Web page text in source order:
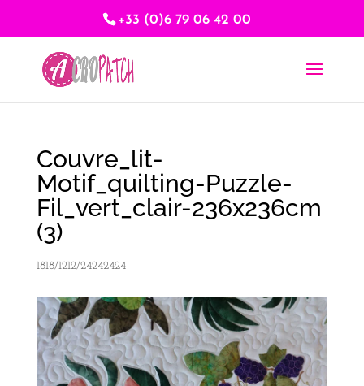
+33 (0)6 79 06 42 00
Couvre_lit-
Motif_quilting-Puzzle-
Fil_vert_clair-236x236cm
(3)
1818/1212/24242424